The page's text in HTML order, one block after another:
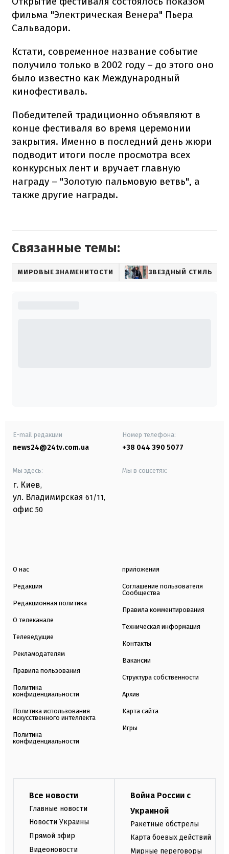
фильма "Электрическая Венера" Пьера
Сальвадори.
Кстати, современное название событие
получило только в 2002 году – до этого оно
было известно как Международный
кинофестиваль.
Победителей традиционно объявляют в
конце фестиваля во время церемонии
закрытия. Именно в последний день жюри
подводит итоги после просмотра всех
конкурсных лент и вручает главную
награду – "Золотую пальмовую ветвь", а
также другие награды.
Связанные темы:
МИРОВЫЕ ЗНАМЕНИТОСТИ ЗВЕЗДНЫЙ СТИЛЬ
E-mail редакции
news24@24tv.com.ua
Номер телефона:
+38 044 390 5077
Мы здесь:
г. Киев,
ул. Владимирская 61/11,
офис 50
Мы в соцсетях:
О нас
Редакция
Редакционная политика
О телеканале
Телеведущие
Рекламодателям
Правила пользования
Политика
конфиденциальности
Политика использования
искусственного интеллекта
Политика
конфиденциальности
приложения
Соглашение пользователя
Сообщества
Правила комментирования
Техническая информация
Контакты
Вакансии
Структура собственности
Архив
Карта сайта
Игры
Все новости
Главные новости
Новости Украины
Прямой эфир
Видеоновости
Война России с
Украиной
Ракетные обстрелы
Карта боевых действий
Мирные переговоры